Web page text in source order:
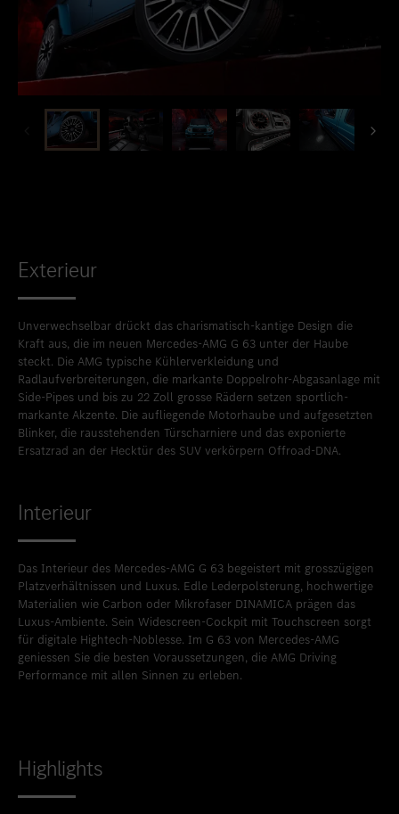
Exterieur
Unverwechselbar drückt das charismatisch-kantige Design die
Kraft aus, die im neuen Mercedes-AMG G 63 unter der Haube
steckt. Die AMG typische Kühlerverkleidung und
Radlaufverbreiterungen, die markante Doppelrohr-Abgasanlage mit
Side-Pipes und bis zu 22 Zoll grosse Rädern setzen sportlich-
markante Akzente. Die aufliegende Motorhaube und aufgesetzten
Blinker, die rausstehenden Türscharniere und das exponierte
Ersatzrad an der Hecktür des SUV verkörpern Offroad-DNA.
Interieur
Das Interieur des Mercedes-AMG G 63 begeistert mit grosszügigen
Platzverhältnissen und Luxus. Edle Lederpolsterung, hochwertige
Materialien wie Carbon oder Mikrofaser DINAMICA prägen das
Luxus-Ambiente. Sein Widescreen-Cockpit mit Touchscreen sorgt
für digitale Hightech-Noblesse. Im G 63 von Mercedes-AMG
geniessen Sie die besten Voraussetzungen, die AMG Driving
Performance mit allen Sinnen zu erleben.
Highlights